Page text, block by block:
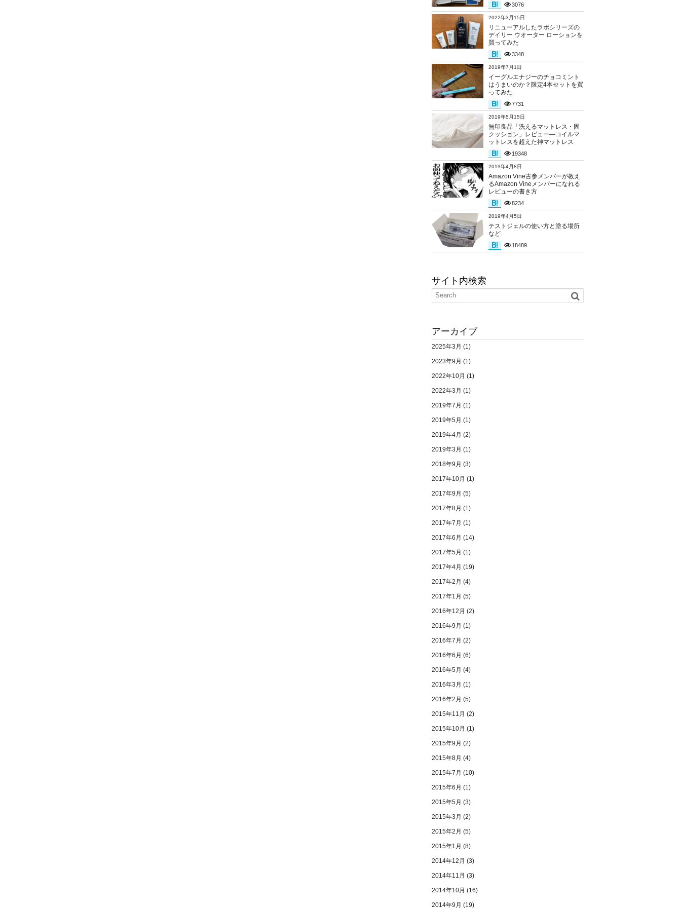
3076
2022年3月15日
リニューアルしたラボシリーズの
デイリー ウオーター ローションを
買ってみた
3348
2019年7月1日
イーグルエナジーのチョコミント
はうまいのか？限定4本セットを買
ってみた
7731
2019年5月15日
無印良品「洗えるマットレス・固
クッション」レビュー―コイルマ
ットレスを超えた神マットレス
19348
2019年4月8日
Amazon Vine古参メンバーが教え
るAmazon Vineメンバーになれる
レビューの書き方
8234
2019年4月5日
テストジェルの使い方と塗る場所
など
18489
サイト内検索
アーカイブ
2025年3月 (1)
2023年9月 (1)
2022年10月 (1)
2022年3月 (1)
2019年7月 (1)
2019年5月 (1)
2019年4月 (2)
2019年3月 (1)
2018年9月 (3)
2017年10月 (1)
2017年9月 (5)
2017年8月 (1)
2017年7月 (1)
2017年6月 (14)
2017年5月 (1)
2017年4月 (19)
2017年2月 (4)
2017年1月 (5)
2016年12月 (2)
2016年9月 (1)
2016年7月 (2)
2016年6月 (6)
2016年5月 (4)
2016年3月 (1)
2016年2月 (5)
2015年11月 (2)
2015年10月 (1)
2015年9月 (2)
2015年8月 (4)
2015年7月 (10)
2015年6月 (1)
2015年5月 (3)
2015年3月 (2)
2015年2月 (5)
2015年1月 (8)
2014年12月 (3)
2014年11月 (3)
2014年10月 (16)
2014年9月 (19)